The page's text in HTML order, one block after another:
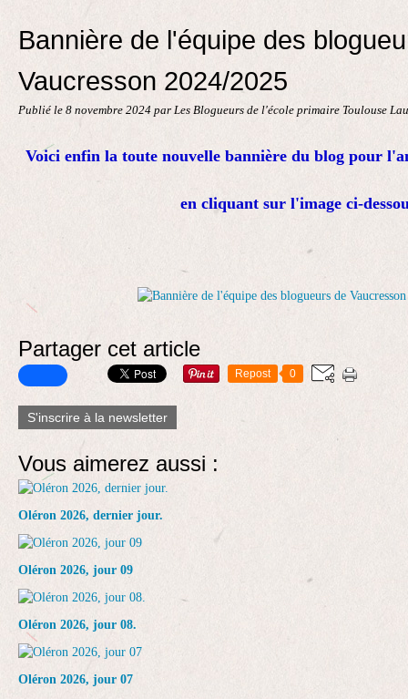
Bannière de l'équipe des
Vaucresson 2024/2025
Publié le 8 novembre 2024 par Les Blogueurs de l'école primaire Toulouse
Voici enfin la toute nouvelle bannière du blog pour
en cliquant sur l'image ci-
Partager cet article
Repost 0
S'inscrire à la newsletter
Vous aimerez aussi :
Oléron 2026, dernier jour.
Oléron 2026, jour 09
Oléron 2026, jour 08.
Oléron 2026, jour 07